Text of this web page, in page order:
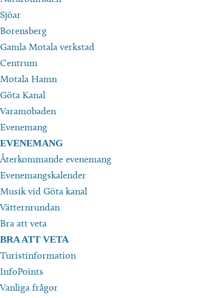
Sjöar
Borensberg
Gamla Motala verkstad
Centrum
Motala Hamn
Göta Kanal
Varamobaden
Evenemang
EVENEMANG
Återkommande evenemang
Evenemangskalender
Musik vid Göta kanal
Vätternrundan
Bra att veta
BRA ATT VETA
Turistinformation
InfoPoints
Vanliga frågor